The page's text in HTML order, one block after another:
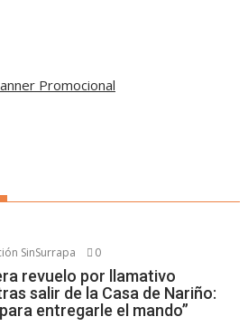
SinSurrapa 0
revuelo por llamativo
salir de la Casa de Nariño:
entregarle el mando”